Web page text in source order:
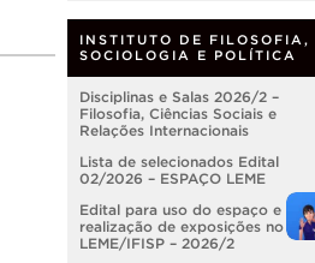
INSTITUTO DE FILOSOFIA,
SOCIOLOGIA E POLÍTICA
Disciplinas e Salas 2026/2 –
Filosofia, Ciências Sociais e
Relações Internacionais
Lista de selecionados Edital
02/2026 – ESPAÇO LEME
Edital para uso do espaço e
realização de exposições no
LEME/IFISP – 2026/2